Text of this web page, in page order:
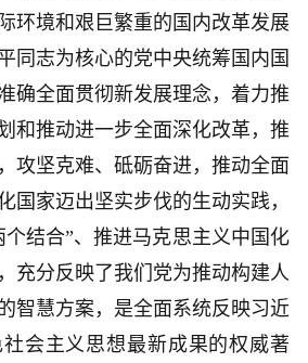
环境和艰巨繁重的国内改革发展
同志为核心的党中央统筹国内国
确全面贯彻新发展理念，着力推
和推动进一步全面深化改革，推
攻坚克难、砥砺奋进，推动全面
国家迈出坚实步伐的生动实践，
结合”、推进马克思主义中国化
充分反映了我们党为推动构建人
智慧方案，是全面系统反映习近
会主义思想最新成果的权威著